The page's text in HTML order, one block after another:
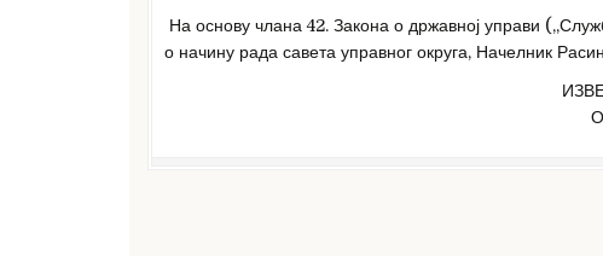
На основу члана 42. Закона о државној управи
о начину рада савета управног округа, Начелник